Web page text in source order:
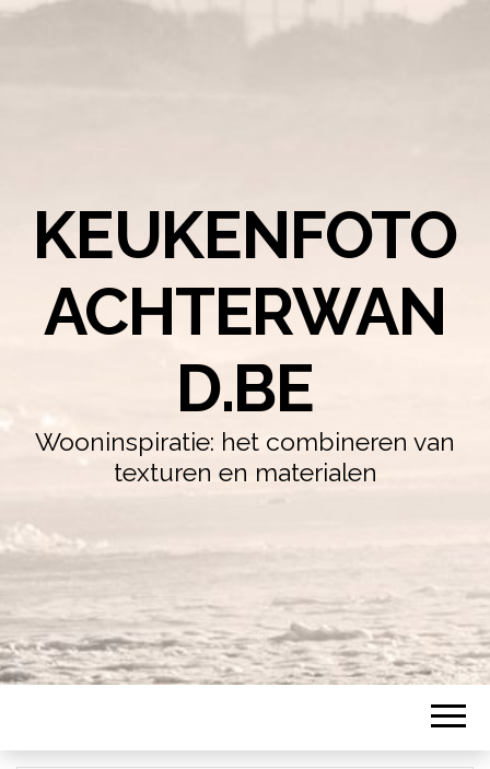
KEUKENFOTO
ACHTERWAN
D.BE
Wooninspiratie: het combineren van
texturen en materialen